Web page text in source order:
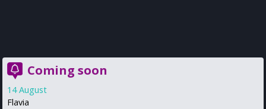
Coming soon
14 August
Flavia